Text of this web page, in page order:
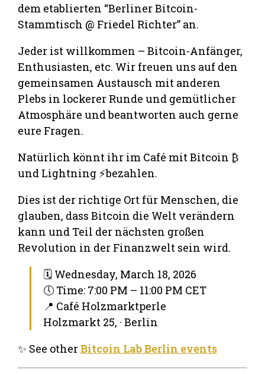
dem etablierten “Berliner Bitcoin-
Stammtisch @ Friedel Richter” an.
Jeder ist willkommen – Bitcoin-Anfänger,
Enthusiasten, etc. Wir freuen uns auf den
gemeinsamen Austausch mit anderen
Plebs in lockerer Runde und gemütlicher
Atmosphäre und beantworten auch gerne
eure Fragen.
Natürlich könnt ihr im Café mit Bitcoin ₿
und Lightning ⚡bezahlen.
Dies ist der richtige Ort für Menschen, die
glauben, dass Bitcoin die Welt verändern
kann und Teil der nächsten großen
Revolution in der Finanzwelt sein wird.
🗓 Wednesday, March 18, 2026
🕔 Time: 7:00 PM – 11:00 PM CET
📍 Café Holzmarktperle
Holzmarkt 25, · Berlin
✨ See otherBitcoin Lab Berlin events